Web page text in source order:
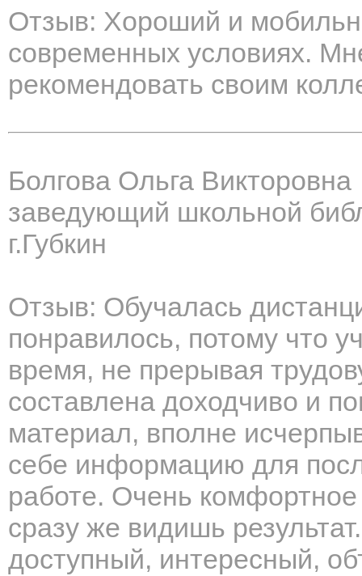
Отзыв: Хороший и
современных условиях.
рекомендовать своим
Болгова Ольга Викторовна
заведующий школьной
г.Губкин
Отзыв: Обучалась
понравилось, потому что
время, не прерывая
составлена доходчиво и
материал, вполне
себе информацию для
работе. Очень
сразу же видишь
доступный, интересный,